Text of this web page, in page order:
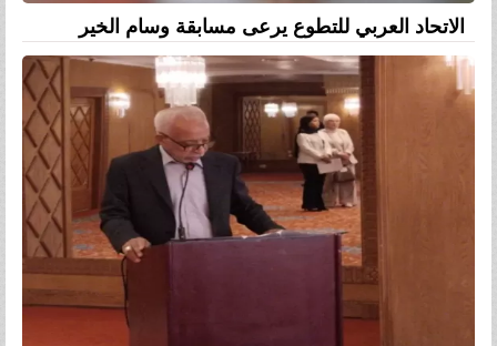
الاتحاد العربي للتطوع يرعى مسابقة وسام الخير